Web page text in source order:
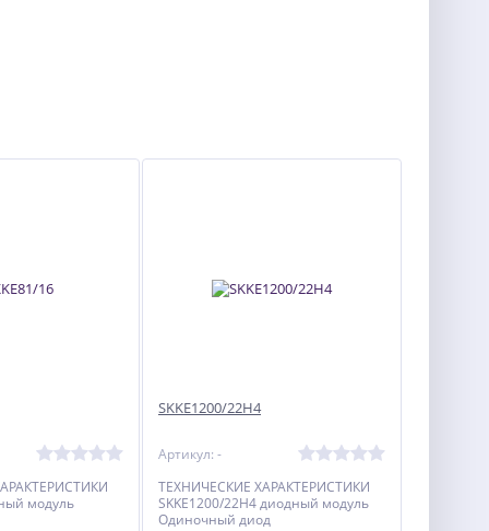
модуль
SKKE1200/22H4
Артикул: -
ТЕХНИЧЕСКИЕ ХАРАКТЕРИСТИКИ
SKKE1200/22H4 диодный модуль
Одиночный диод